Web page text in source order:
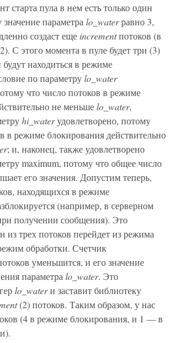
старта пула в нем есть только один
параметра lo_waterравно 3,
создаст еще incrementпотоков (в
С этого момента в пуле будет три (3)
находиться в режиме
по параметруlo_water
что число потоков в режиме
не меньшеlo_water,
hi_waterудовлетворено, потому
в режиме блокирования действительно
; и, наконец, также удовлетворено
maximum, потому что общее число
его значения. Допустим теперь,
находящихся в режиме
(например, в серверном
получении сообщения). Это
из трех потоков перейдет из режима
обработки. Счетчик
уменьшится, и его значение
параметра lo_water. Это
lo_waterи заставит библиотеку
(2) потоков. Таким образом, у нас
(4 в режиме блокирования, и 1 — в